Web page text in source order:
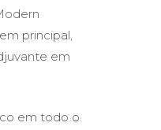
principal,
em
em todo o